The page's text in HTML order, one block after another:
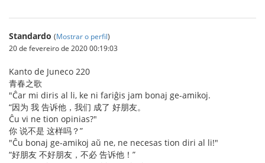
Standardo (Mostrar o perfil)
20 de fevereiro de 2020 00:19:03
Kanto de Juneco 220
青春之歌
"Ĉar mi diris al li, ke ni fariĝis jam bonaj ge-amikoj.
“因为 我 告诉他，我们 成了 好朋友。
Ĉu vi ne tion opinias?"
你 说不是 这样吗？”
"Ĉu bonaj ge-amikoj aŭ ne, ne necesas tion diri al li!"
“好朋友 不好朋友，不必 告诉他！”